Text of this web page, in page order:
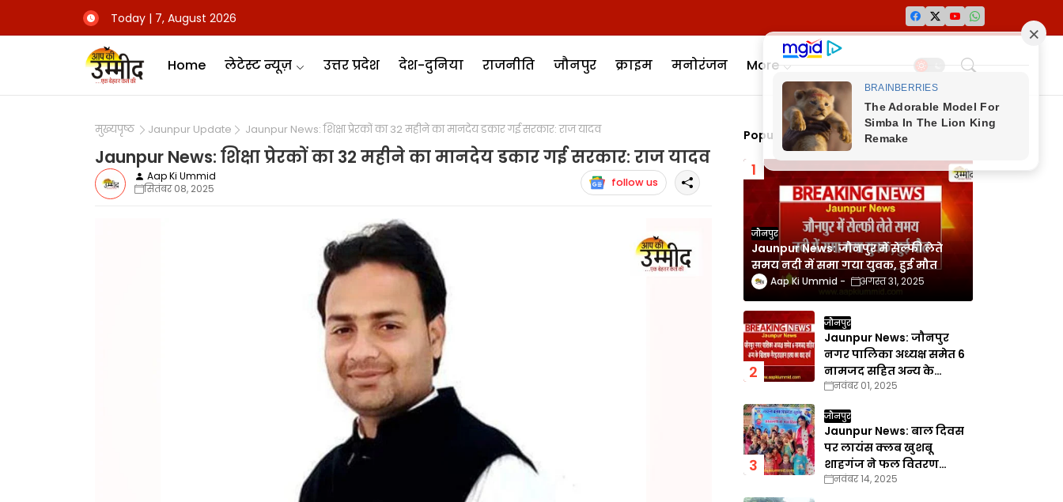
Today | 7, August 2026
Home लेटेस्ट न्यूज़ उत्तर प्रदेश देश-दुनिया राजनीति जौनपुर क्राइम मनोरंजन More
मुख्यपृष्ठ Jaunpur Update Jaunpur News: शिक्षा प्रेरकों का 32 महीने का मानदेय डकार गई सरकार: राज यादव
Jaunpur News: शिक्षा प्रेरकों का 32 महीने का मानदेय डकार गई सरकार: राज यादव
Aap Ki Ummid
सितंबर 08, 2025
follow us
Popular Posts
जौनपुर
Jaunpur News: जौनपुर में सेल्फी लेते
समय नदी में समा गया युवक, हुई मौत
Aap Ki Ummid अगस्त 31, 2025
जौनपुर
Jaunpur News: जौनपुर
नगर पालिका अध्यक्ष समेत 6
नामजद सहित अन्य के
खिलाफ गैरइरादतन हत्या का
नवंबर 01, 2025
जौनपुर
Jaunpur News: बाल दिवस
पर लायंस क्लब खुशबू
शाहगंज ने फल वितरण
कार्यक्रम का किया आयोजन
नवंबर 14, 2025